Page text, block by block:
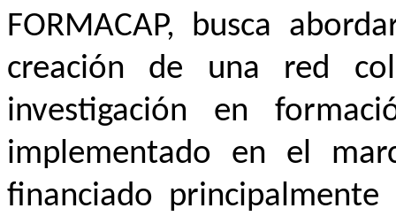
FORMACAP, busca
creación de una red
investigación en
implementado en el
financiado